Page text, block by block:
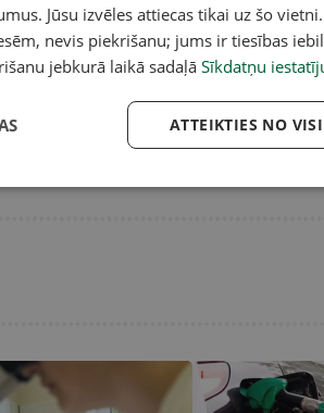
Jūsu izvēles attiecas tikai uz šo
nevis piekrišanu; jums ir tiesības
jebkurā laikā sadaļāSīkdatņu
ATTEIKTIES NO